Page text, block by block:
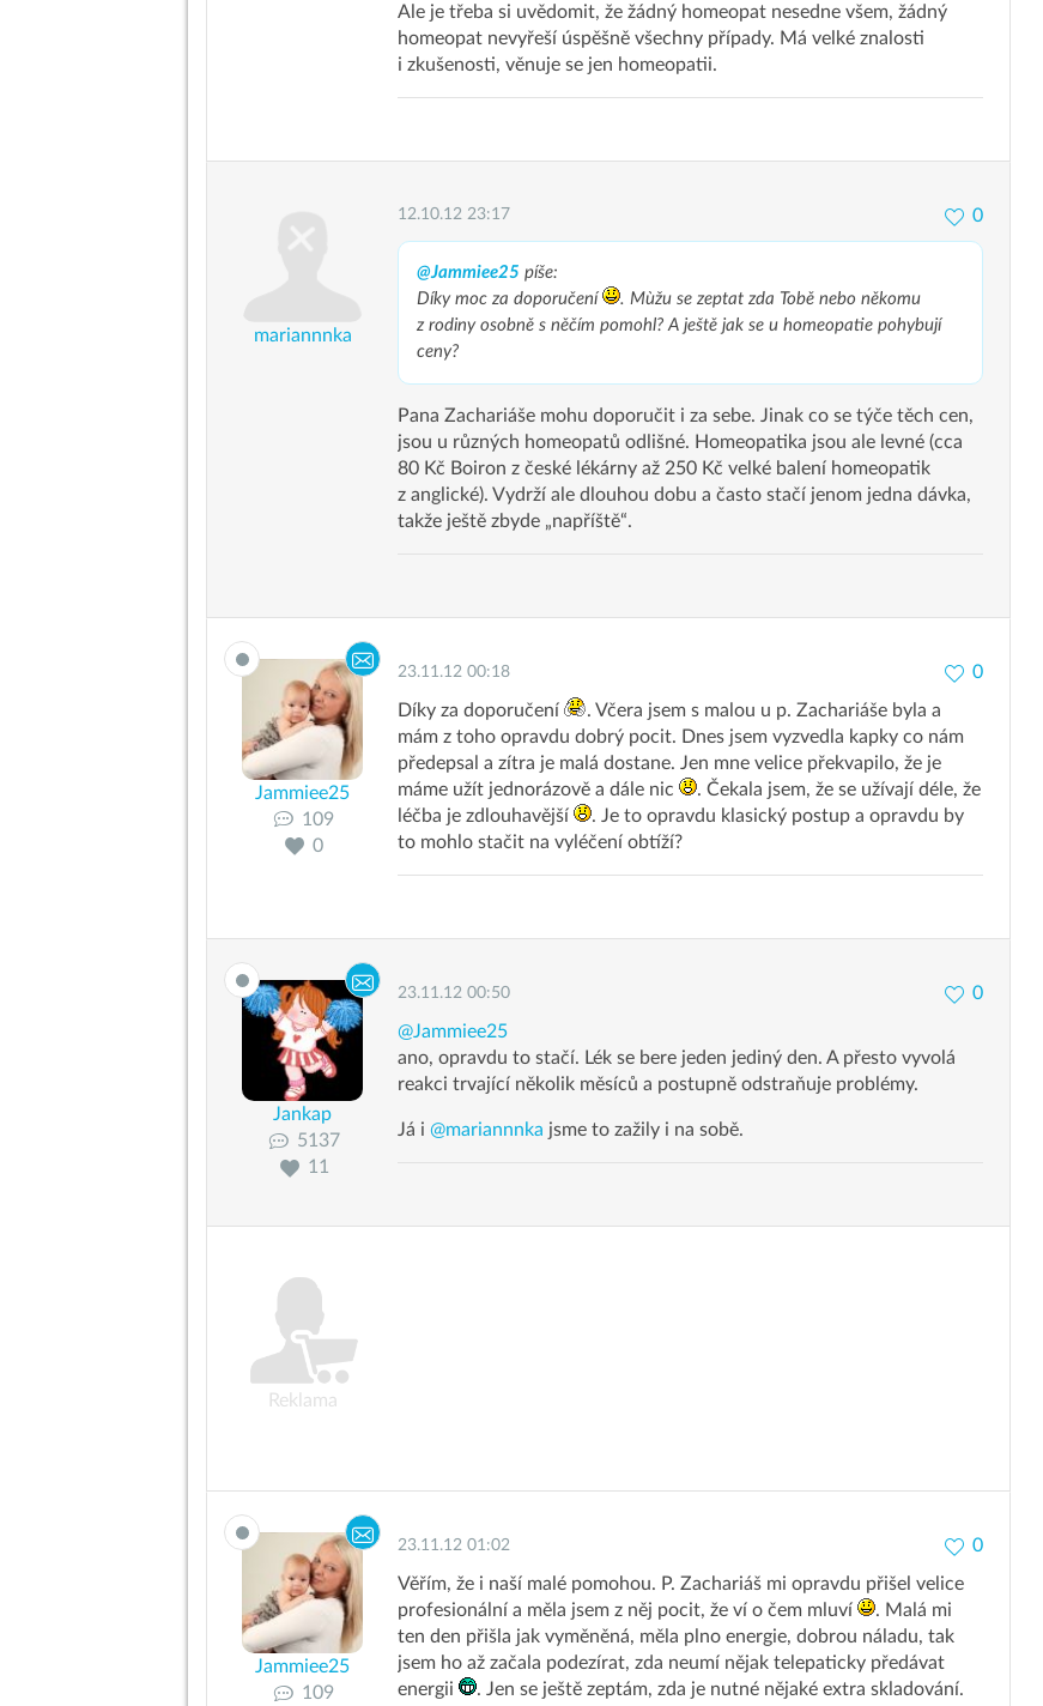
Ale je třeba si uvědomit, že žádný homeopat nesedne všem, žádný
homeopat nevyřeší úspěšně všechny případy. Má velké znalosti
i zkušenosti, věnuje se jen homeopatii.
mariannnka
12.10.12 23:17 0
@Jammiee25 píše:
Díky moc za doporučení
. Mùžu se zeptat zda Tobě nebo někomu
z rodiny osobně s něčím pomohl? A ještě jak se u homeopatie pohybují
ceny?
Pana Zachariáše mohu doporučit i za sebe. Jinak co se týče těch cen,
jsou u různých homeopatů odlišné. Homeopatika jsou ale levné (cca
80 Kč Boiron z české lékárny až 250 Kč velké balení homeopatik
z anglické). Vydrží ale dlouhou dobu a často stačí jenom jedna dávka,
takže ještě zbyde „napříště“.
Jammiee25
109
0
23.11.12 00:18
0
Díky za doporučení
. Včera jsem s malou u p. Zachariáše byla a
mám z toho opravdu dobrý pocit. Dnes jsem vyzvedla kapky co nám
předepsal a zítra je malá dostane. Jen mne velice překvapilo, že je
máme užít jednorázově a dále nic
. Čekala jsem, že se užívají déle, že
léčba je zdlouhavější
. Je to opravdu klasický postup a opravdu by
to mohlo stačit na vyléčení obtíží?
Jankap
5137
11
23.11.12 00:50
0
@Jammiee25
ano, opravdu to stačí. Lék se bere jeden jediný den. A přesto vyvolá
reakci trvající několik měsíců a postupně odstraňuje problémy.
Já i@mariannnka jsme to zažily i na sobě.
Reklama
Jammiee25
109
23.11.12 01:02
0
Věřím, že i naší malé pomohou. P. Zachariáš mi opravdu přišel velice
profesionální a měla jsem z něj pocit, že ví o čem mluví
. Malá mi
ten den přišla jak vyměněná, měla plno energie, dobrou náladu, tak
jsem ho až začala podezírat, zda neumí nějak telepaticky předávat
energii
. Jen se ještě zeptám, zda je nutné nějaké extra skladování.